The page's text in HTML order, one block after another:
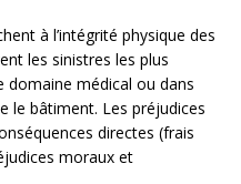
à l’intégrité physique des
les sinistres les plus
domaine médical ou dans
le bâtiment. Les préjudices
directes (frais
moraux et